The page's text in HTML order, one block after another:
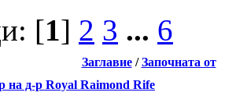
[1] 2 3 ... 6
Заглавие/Започната от
на д-р Royal Raimond Rife